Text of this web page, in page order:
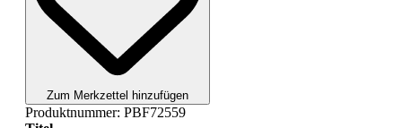
Zum Merkzettel hinzufügen
Produktnummer: PBF72559